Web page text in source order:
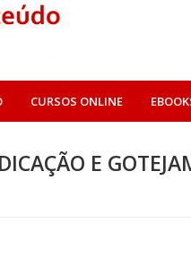
CURSOS ONLINE
E